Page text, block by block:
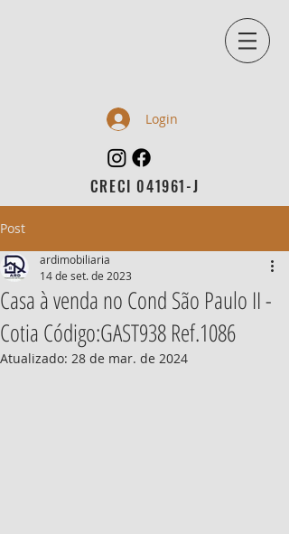
Login
CRECI 041961-J
Post
Casa à venda no Cond São Paulo II -
Cotia Código:GAST938 Ref.1086
ardimobiliaria
14 de set. de 2023
Atualizado: 28 de mar. de 2024